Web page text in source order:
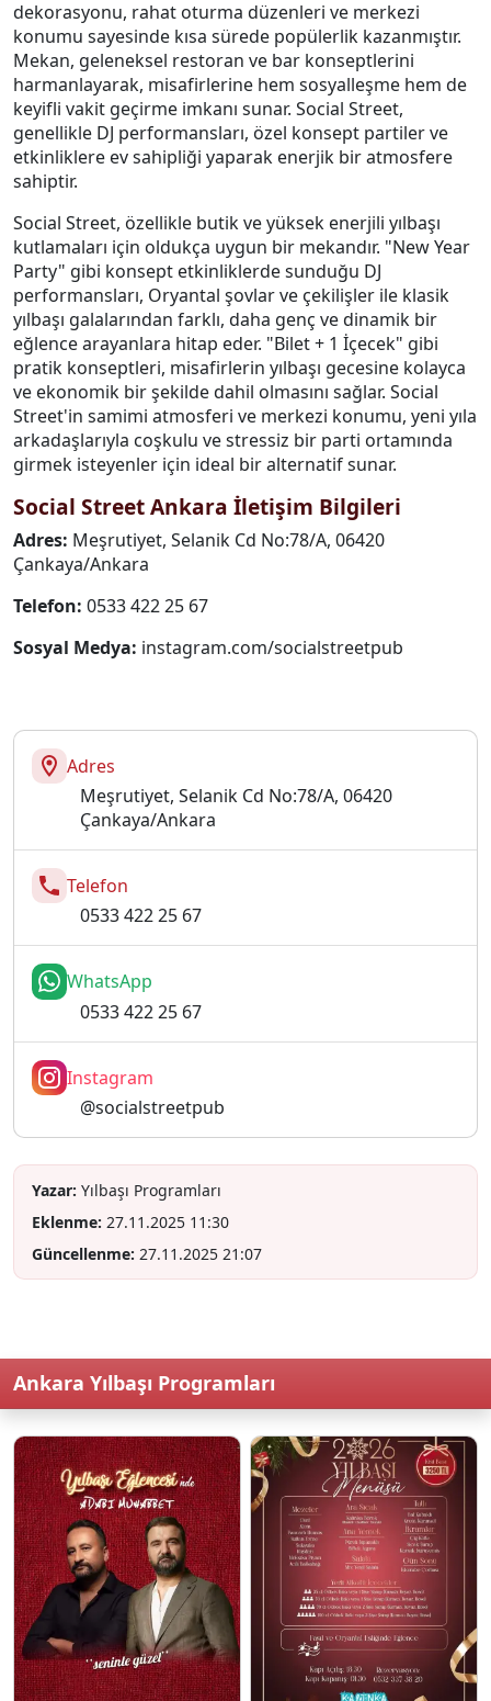
dekorasyonu, rahat oturma düzenleri ve merkezi
konumu sayesinde kısa sürede popülerlik kazanmıştır.
Mekan, geleneksel restoran ve bar konseptlerini
harmanlayarak, misafirlerine hem sosyalleşme hem de
keyifli vakit geçirme imkanı sunar. Social Street,
genellikle DJ performansları, özel konsept partiler ve
etkinliklere ev sahipliği yaparak enerjik bir atmosfere
sahiptir.
Social Street, özellikle butik ve yüksek enerjili yılbaşı
kutlamaları için oldukça uygun bir mekandır. "New Year
Party" gibi konsept etkinliklerde sunduğu DJ
performansları, Oryantal şovlar ve çekilişler ile klasik
yılbaşı galalarından farklı, daha genç ve dinamik bir
eğlence arayanlara hitap eder. "Bilet + 1 İçecek" gibi
pratik konseptleri, misafirlerin yılbaşı gecesine kolayca
ve ekonomik bir şekilde dahil olmasını sağlar. Social
Street'in samimi atmosferi ve merkezi konumu, yeni yıla
arkadaşlarıyla coşkulu ve stressiz bir parti ortamında
girmek isteyenler için ideal bir alternatif sunar.
Social Street Ankara İletişim Bilgileri
Adres: Meşrutiyet, Selanik Cd No:78/A, 06420
Çankaya/Ankara
Telefon: 0533 422 25 67
Sosyal Medya: instagram.com/socialstreetpub
Adres
Meşrutiyet, Selanik Cd No:78/A, 06420
Çankaya/Ankara
Telefon
0533 422 25 67
WhatsApp
0533 422 25 67
Instagram
@socialstreetpub
Yazar: Yılbaşı Programları
Eklenme: 27.11.2025 11:30
Güncellenme: 27.11.2025 21:07
Ankara Yılbaşı Programları